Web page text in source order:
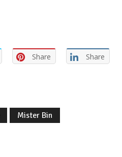
Share Share
Mister Bin